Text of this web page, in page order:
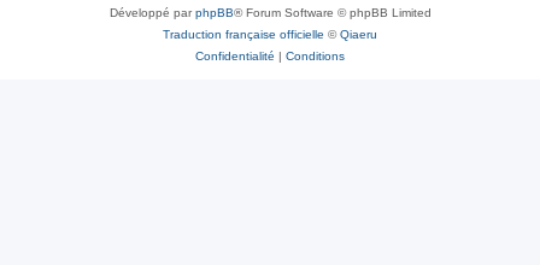
Développé parphpBB® Forum Software © phpBB Limited
Traduction française officielle ©Qiaeru
Confidentialité | Conditions